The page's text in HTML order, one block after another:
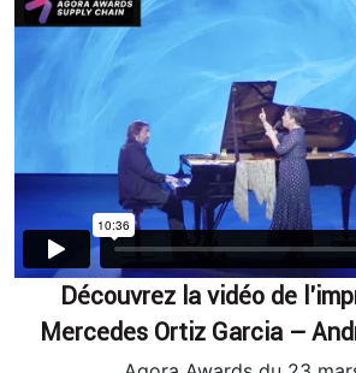
Découvrez la vidéo de
Mercedes Ortiz Garcia –